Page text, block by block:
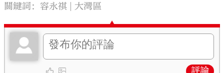
關鍵詞：容永祺 大灣區
評論